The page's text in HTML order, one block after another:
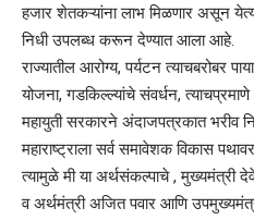
हजार शेतकऱ्यांना लाभ मिळणार असून
निधी उपलब्ध करून देण्यात आला आहे.
राज्यातील आरोग्य, पर्यटन त्याचबरोबर
योजना, गडकिल्ल्यांचे संवर्धन,
महायुती सरकारने अंदाजपत्रकात भरीव
महाराष्ट्राला सर्व समावेशक विकास
त्यामुळे मी या अर्थसंकल्पाचे ,
व अर्थमंत्री अजित पवार आणि